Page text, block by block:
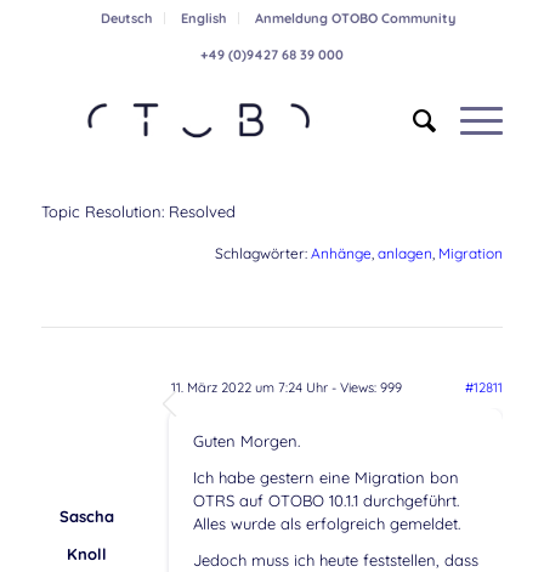
Deutsch English Anmeldung OTOBO Community
+49 (0)9427 68 39 000
Topic Resolution: Resolved
Schlagwörter:Anhänge,anlagen, Migration
11. März 2022 um 7:24 Uhr- Views: 999 #12811
Sascha
Knoll
Guten Morgen.
Ich habe gestern eine Migration bon
OTRS auf OTOBO 10.1.1 durchgeführt.
Alles wurde als erfolgreich gemeldet.
Jedoch muss ich heute feststellen, dass